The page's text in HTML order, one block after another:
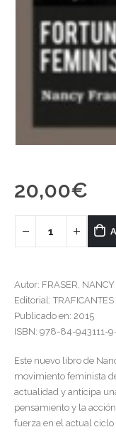
20,00€
Autor: FRASER, NANCY
Editorial:
Publicado en: 2015
ISBN: 978-84-943111-
Este nuevo libro de
movimiento feminista
actualidad y anticipa
pensamiento y la
fuerza en el actual